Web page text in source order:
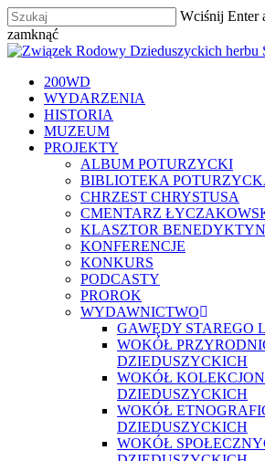
Skip
to
main
Wciśnij Enter
zamknąć
Zamknij
szukaj
Menu
200WD
WYDARZENIA
HISTORIA
MUZEUM
PROJEKTY
ALBUM POTURZYCKI
BIBLIOTEKA
CHRZEST CHRYSTUSA
CMENTARZ
KLASZTOR
KONFERENCJE
KONKURS
PODCASTY
PROROK
WYDAWNICTWO
GAWĘDY STAREGO
WOKÓŁ
DZIEDUSZYCKICH
WOKÓŁ
DZIEDUSZYCKICH
WOKÓŁ
DZIEDUSZYCKICH
WOKÓŁ